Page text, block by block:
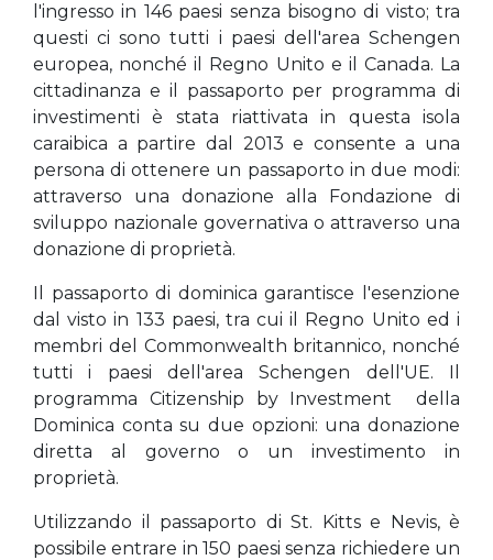
l'ingresso in 146 paesi senza bisogno di visto; tra
questi ci sono tutti i paesi dell'area Schengen
europea, nonché il Regno Unito e il Canada. La
cittadinanza e il passaporto per programma di
investimenti è stata riattivata in questa isola
caraibica a partire dal 2013 e consente a una
persona di ottenere un passaporto in due modi:
attraverso una donazione alla Fondazione di
sviluppo nazionale governativa o attraverso una
donazione di proprietà.
Il passaporto di dominica garantisce l'esenzione
dal visto in 133 paesi, tra cui il Regno Unito ed i
membri del Commonwealth britannico, nonché
tutti i paesi dell'area Schengen dell'UE. Il
programma Citizenship by Investment della
Dominica conta su due opzioni: una donazione
diretta al governo o un investimento in
proprietà.
Utilizzando il passaporto di St. Kitts e Nevis, è
possibile entrare in 150 paesi senza richiedere un